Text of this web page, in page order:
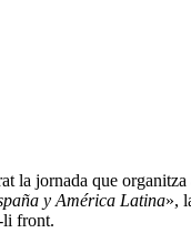
la jornada que
y América Latina»,
li front.